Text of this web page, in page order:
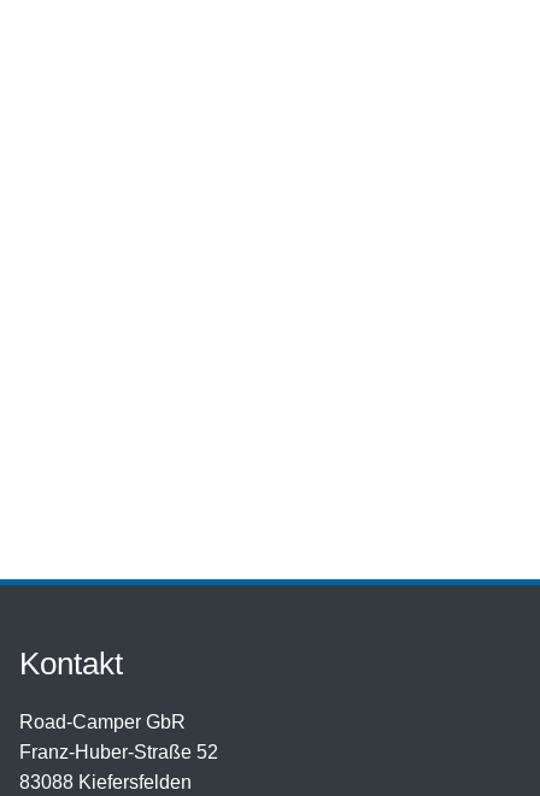
Kontakt
Road-Camper GbR
Franz-Huber-Straße 52
83088 Kiefersfelden